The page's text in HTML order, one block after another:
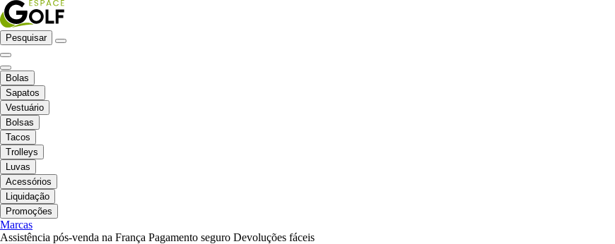
Pesquisar
Bolas
Sapatos
Vestuário
Bolsas
Tacos
Trolleys
Luvas
Acessórios
Liquidação
Promoções
Marcas
Assistência pós-venda na França Pagamento seguro Devoluções fáceis